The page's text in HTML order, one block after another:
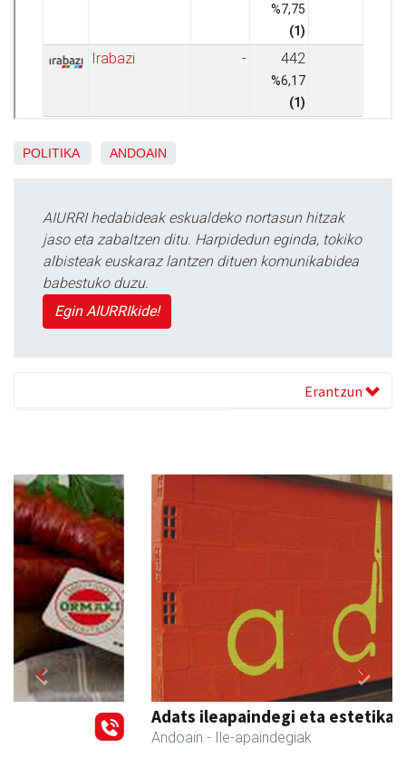
POLITIKA ANDOAIN
AIURRI hedabideak eskualdeko nortasun hitzak
jaso eta zabaltzen ditu. Harpidedun eginda, tokiko
albisteak euskaraz lantzen dituen komunikabidea
babestuko duzu.
Egin AIURRIkide!
Erantzun
Adats ileapaindegi eta estetika
- Ile-apaindegiak
Previous Next